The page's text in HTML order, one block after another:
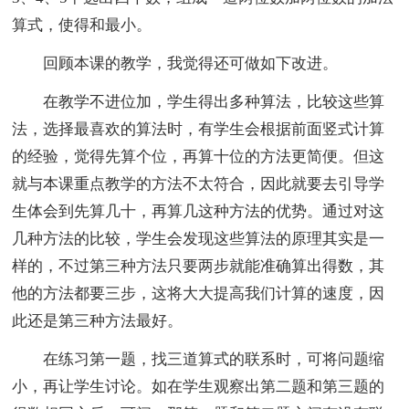
算式，使得和最小。
回顾本课的教学，我觉得还可做如下改进。
在教学不进位加，学生得出多种算法，比较这些算
法，选择最喜欢的算法时，有学生会根据前面竖式计算
的经验，觉得先算个位，再算十位的方法更简便。但这
就与本课重点教学的方法不太符合，因此就要去引导学
生体会到先算几十，再算几这种方法的优势。通过对这
几种方法的比较，学生会发现这些算法的原理其实是一
样的，不过第三种方法只要两步就能准确算出得数，其
他的方法都要三步，这将大大提高我们计算的速度，因
此还是第三种方法最好。
在练习第一题，找三道算式的联系时，可将问题缩
小，再让学生讨论。如在学生观察出第二题和第三题的